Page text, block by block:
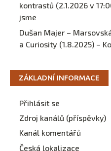
kontrastů (2.1.2026 v
jsme
Dušan Majer –
a Curiosity (1.8.2025) –
ZÁKLADNÍ INFORMACE
Přihlásit se
Zdroj kanálů (příspěvky)
Kanál komentářů
Česká lokalizace